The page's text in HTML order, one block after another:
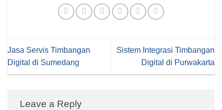
Jasa Servis Timbangan
Digital di Sumedang
Sistem Integrasi Timbangan
Digital di Purwakarta
Leave a Reply